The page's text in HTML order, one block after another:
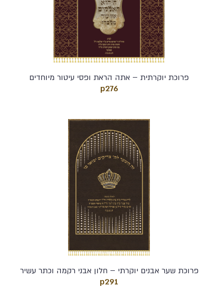
פרוכת יוקרתית – אתה הראת ופסי עיטור מיוחדים
p276
פרוכת שער אבנים יוקרתי – חלון אבני רקמה וכתר עשיר
p291